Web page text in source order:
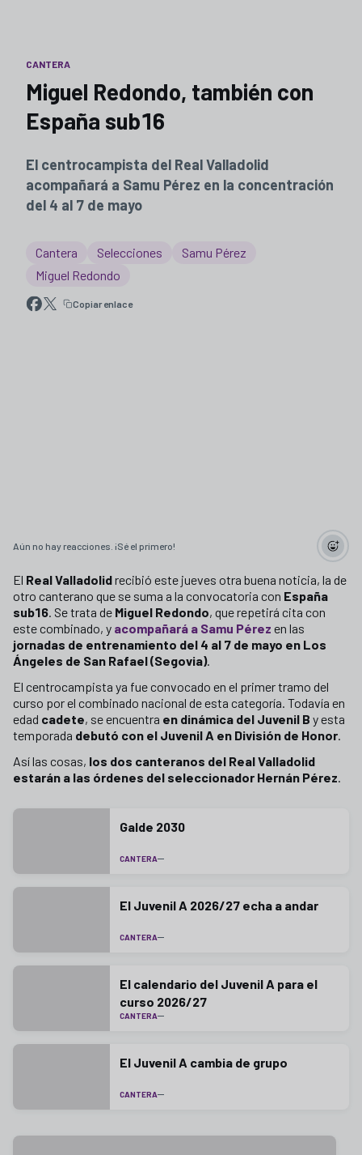
CANTERA
Miguel Redondo, también con
España sub16
El centrocampista del Real Valladolid
acompañará a Samu Pérez en la concentración
del 4 al 7 de mayo
Cantera Selecciones
Samu Pérez
Miguel Redondo
Copiar enlace
Aún no hay reacciones. ¡Sé el primero!
El Real Valladolidrecibió este jueves otra buena noticia, la de
otro canterano que se suma a la convocatoria con España
sub16. Se trata de Miguel Redondo, que repetirá cita con
este combinado, y acompañará a Samu Pérez en las
jornadas de entrenamiento del 4 al 7 de mayo en Los
Ángeles de San Rafael (Segovia).
El centrocampista ya fue convocado en el primer tramo del
curso por el combinado nacional de esta categoría. Todavía en
edad cadete, se encuentra en dinámica del Juvenil B y esta
temporada debutó con el Juvenil A en División de Honor.
Así las cosas, los dos canteranos del Real Valladolid
estarán a las órdenes del seleccionador Hernán Pérez.
Galde 2030
CANTERA
El Juvenil A 2026/27 echa a andar
CANTERA
El calendario del Juvenil A para el
curso 2026/27
CANTERA
El Juvenil A cambia de grupo
CANTERA